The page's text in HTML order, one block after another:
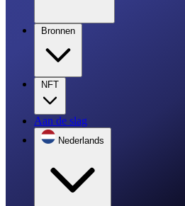
Bronnen
NFT
Aan de slag
Nederlands